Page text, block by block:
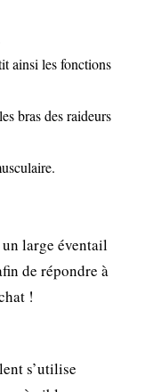
ainsi les fonctions
bras des raideurs
large éventail
de répondre à
!
s’utilise